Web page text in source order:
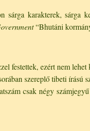
sárga karakterek,
“Bhutáni
festettek, ezért nem
szereplő tibeti írású
csak négy